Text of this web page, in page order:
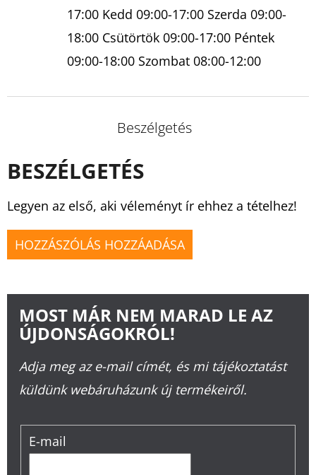
17:00 Kedd 09:00-17:00 Szerda 09:00-
18:00 Csütörtök 09:00-17:00 Péntek
09:00-18:00 Szombat 08:00-12:00
Beszélgetés
BESZÉLGETÉS
Legyen az első, aki véleményt ír ehhez a tételhez!
HOZZÁSZÓLÁS HOZZÁADÁSA
MOST MÁR NEM MARAD LE AZ
ÚJDONSÁGOKRÓL!
Adja meg az e-mail címét, és mi tájékoztatást
küldünk webáruházunk új termékeiről.
E-mail